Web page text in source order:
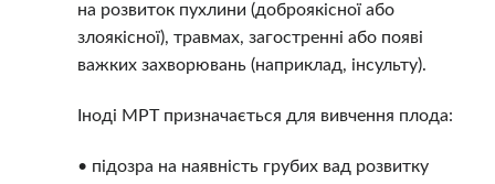
на розвиток пухлини (доброякісної або
злоякісної), травмах, загостренні або появі
важких захворювань (наприклад, інсульту).
Іноді МРТ призначається для вивчення плода:
• підозра на наявність грубих вад розвитку